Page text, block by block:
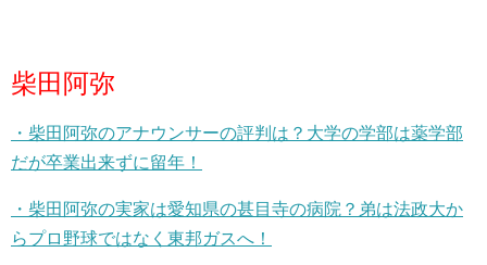
柴田阿弥
・柴田阿弥のアナウンサーの評判は？大学の学部は薬学部
だが卒業出来ずに留年！
・柴田阿弥の実家は愛知県の甚目寺の病院？弟は法政大か
らプロ野球ではなく東邦ガスへ！